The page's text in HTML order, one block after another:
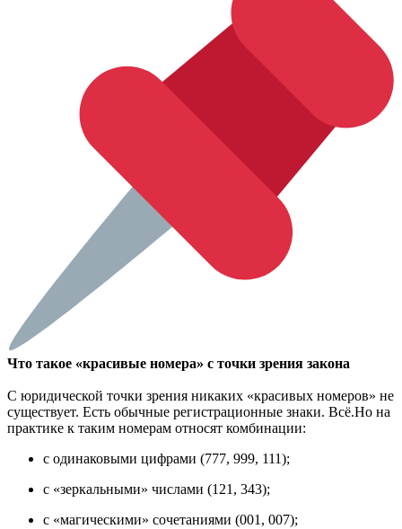
Что такое «красивые номера» с точки зрения закона
С юридической точки зрения никаких «красивых номеров» не
существует. Есть обычные регистрационные знаки. Всё.Но на
практике к таким номерам относят комбинации:
с одинаковыми цифрами (777, 999, 111);
с «зеркальными» числами (121, 343);
с «магическими» сочетаниями (001, 007);